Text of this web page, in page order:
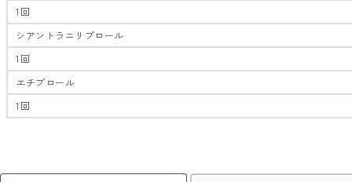
1回
シアントラニリプロール
1回
エチプロール
1回